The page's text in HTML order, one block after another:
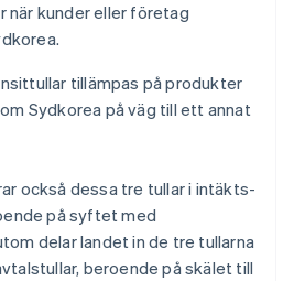
när kunder eller företag
tillämpas på produkter
Sydkorea på väg till ett annat
också dessa tre tullar i intäkts-
på syftet med
delar landet in de tre tullarna
beroende på skälet till